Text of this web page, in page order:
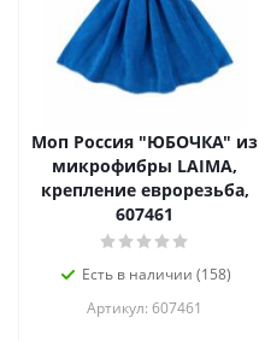
Моп Россия "ЮБОЧКА" из
микрофибры LAIMA,
крепление еврорезьба,
607461
Есть в наличии (158)
Артикул: 607461